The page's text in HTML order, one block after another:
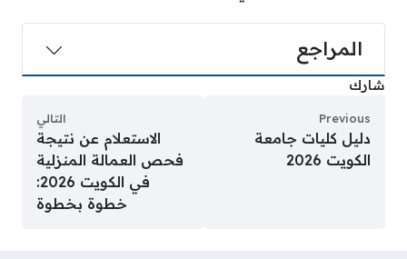
المراجع
شارك
Previous
دليل كليات جامعة
الكويت 2026
التالي
الاستعلام عن نتيجة
فحص العمالة المنزلية
في الكويت 2026:
خطوة بخطوة